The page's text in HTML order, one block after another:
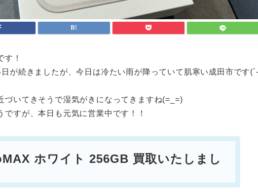
す！
が続きましたが、今日は冷たい雨が降っていて肌寒い成田市です(´-
づいてきそうで湿気がきになってきますね(=_=)
すが、本日も元気に営業中です！！
ホワイト 256GB 買取いたしまし